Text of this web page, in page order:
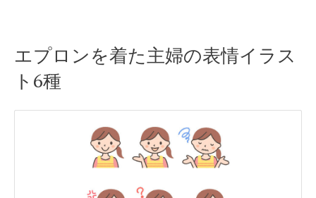
to
content
エプロンを着た主婦の表情イラス
ト6種